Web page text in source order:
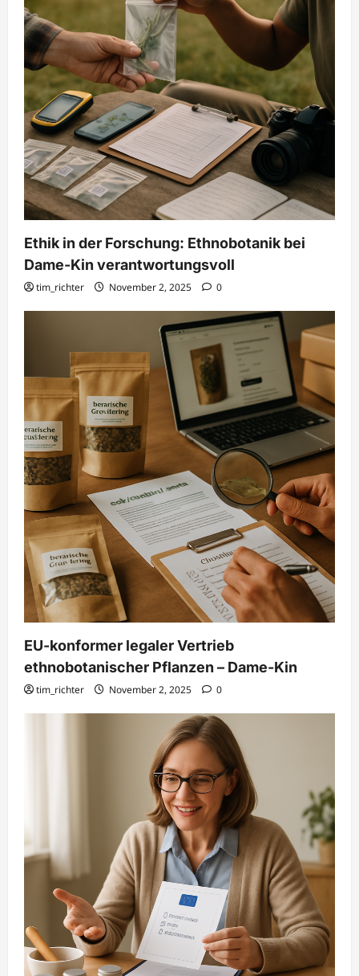
Ethik in der Forschung: Ethnobotanik bei
Dame-Kin verantwortungsvoll
tim_richter November 2, 2025 0
EU-konformer legaler Vertrieb
ethnobotanischer Pflanzen – Dame-Kin
tim_richter November 2, 2025 0